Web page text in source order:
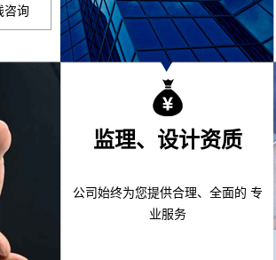
咨询
监理、设计资质
公司始终为您提供合理、全面的 专
业服务